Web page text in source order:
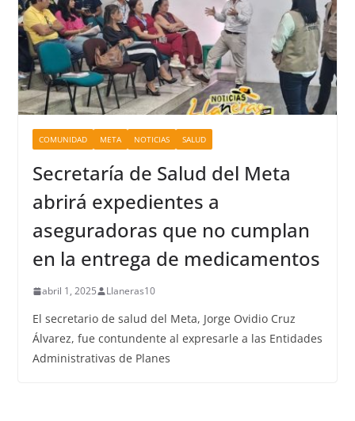
COMUNIDAD META NOTICIAS SALUD
Secretaría de Salud del Meta
abrirá expedientes a
aseguradoras que no cumplan
en la entrega de medicamentos
abril 1, 2025 Llaneras10
El secretario de salud del Meta, Jorge Ovidio Cruz
Álvarez, fue contundente al expresarle a las Entidades
Administrativas de Planes